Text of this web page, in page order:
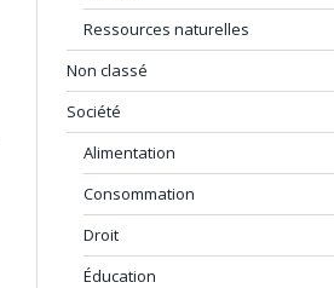
Ressources naturelles
Non classé
Société
Alimentation
Consommation
Droit
Éducation